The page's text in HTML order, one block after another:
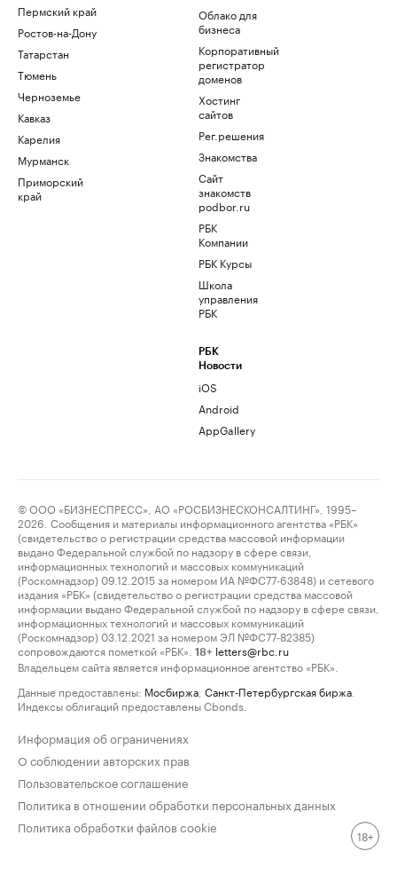
Пермский край
Ростов-на-Дону
Татарстан
Тюмень
Черноземье
Кавказ
Карелия
Мурманск
Приморский
край
Облако для
бизнеса
Корпоративный
регистратор
доменов
Хостинг
сайтов
Рег.решения
Знакомства
Сайт
знакомств
podbor.ru
РБК
Компании
РБК Курсы
Школа
управления
РБК
РБК
Новости
iOS
Android
AppGallery
© ООО «БИЗНЕСПРЕСС», АО «РОСБИЗНЕСКОНСАЛТИНГ», 1995–
2026. Сообщения и материалы информационного агентства «РБК»
(свидетельство о регистрации средства массовой информации
выдано Федеральной службой по надзору в сфере связи,
информационных технологий и массовых коммуникаций
(Роскомнадзор) 09.12.2015 за номером ИА №ФС77-63848) и сетевого
издания «РБК» (свидетельство о регистрации средства массовой
информации выдано Федеральной службой по надзору в сфере связи,
информационных технологий и массовых коммуникаций
(Роскомнадзор) 03.12.2021 за номером ЭЛ №ФС77-82385)
сопровождаются пометкой «РБК».
18+ letters@rbc.ru
Владельцем сайта является информационное агентство «РБК».
Данные предоставлены: Мосбиржа Санкт-Петербургская биржа
Индексы облигаций предоставлены Cbonds.
Информация об ограничениях
О соблюдении авторских прав
Пользовательское соглашение
Политика в отношении обработки персональных данных
Политика обработки файлов cookie
18+